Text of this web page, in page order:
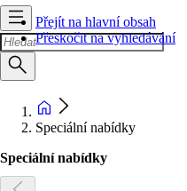
Přejít na hlavní obsah
Přeskočit na vyhledávání
Speciální nabídky
Speciální nabídky